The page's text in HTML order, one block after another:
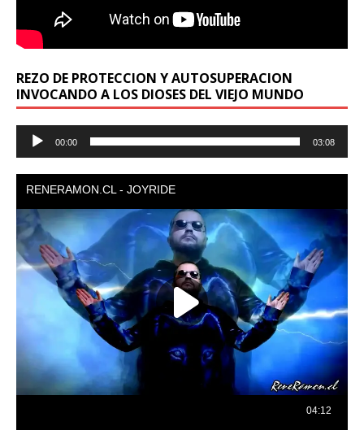
REZO DE PROTECCION Y AUTOSUPERACION
INVOCANDO A LOS DIOSES DEL VIEJO MUNDO
Reproductor
00:00 03:08